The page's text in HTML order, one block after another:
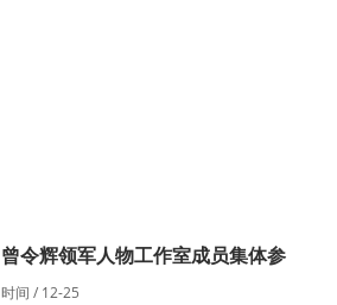
曾令辉领军人物工作室成员集体参
时间 / 12-25